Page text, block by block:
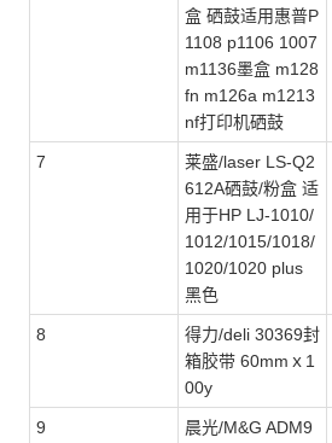
盒 硒鼓适用惠普P
1108 p1106 1007
m1136墨盒 m128
fn m126a m1213
nf打印机硒鼓
7
莱盛/laser LS-Q2
612A硒鼓/粉盒 适
用于HP LJ-1010/
1012/1015/1018/
1020/1020 plus
黑色
8
得力/deli 30369封
箱胶带 60mmｘ1
00y
9
晨光/M&G ADM9